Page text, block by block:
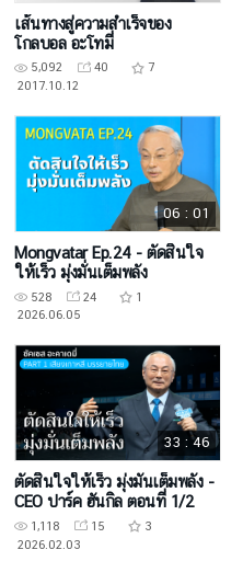
เส้นทางสู่ความสำเร็จของ
โกลบอล อะโทมี่
5,092 40
7
2017.10.12
06 : 01
Mongvatar Ep.24 - ตัดสินใจ
ให้เร็ว มุ่งมั่นเต็มพลัง
528 24
1
2026.06.05
33 : 46
ตัดสินใจให้เร็ว มุ่งมั่นเต็มพลัง -
CEO ปาร์ค ฮันกิล ตอนที่ 1/2
1,118 15
3
2026.02.03